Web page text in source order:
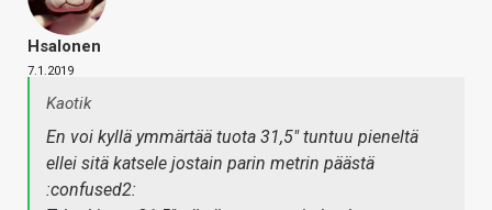
Hsalonen
7.1.2019
Kaotik
En voi kyllä ymmärtää tuota 31,5" tuntuu pieneltä
ellei sitä katsele jostain parin metrin päästä
:confused2: